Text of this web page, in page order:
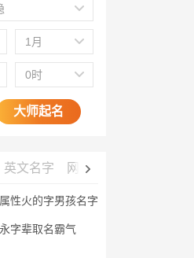
1月
0时
大师起名
英文名字 网名大全
性火的字男孩名字
字辈取名霸气